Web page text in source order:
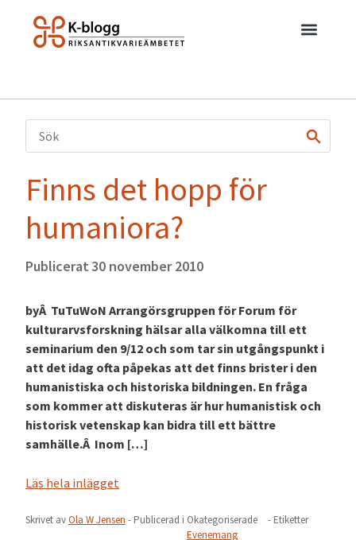
Finns det hopp för
humaniora?
Publicerat30 november 2010
byÂ TuTuWoN Arrangörsgruppen för Forum för
kulturarvsforskning hälsar alla välkomna till ett
seminarium den 9/12 och som tar sin utgångspunkt i
att det idag ofta påpekas att det finns brister i den
humanistiska och historiska bildningen. En fråga
som kommer att diskuteras är hur humanistisk och
historisk vetenskap kan bidra till ett bättre
samhälle.Â Inom […]
Läs hela inlägget
Skrivet avOla W Jensen - Publicerad i Okategoriserade
- Etiketter
Evenemang